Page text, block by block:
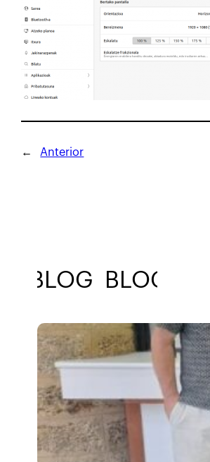
← Anterior
BLOG BLOG